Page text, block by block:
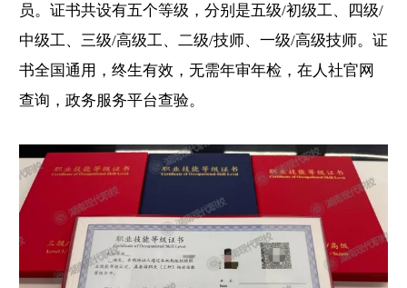
员。证书共设有五个等级，分别是五级/初级工、四级/
中级工、三级/高级工、二级/技师、一级/高级技师。证
书全国通用，终生有效，无需年审年检，在人社官网
查询，政务服务平台查验。